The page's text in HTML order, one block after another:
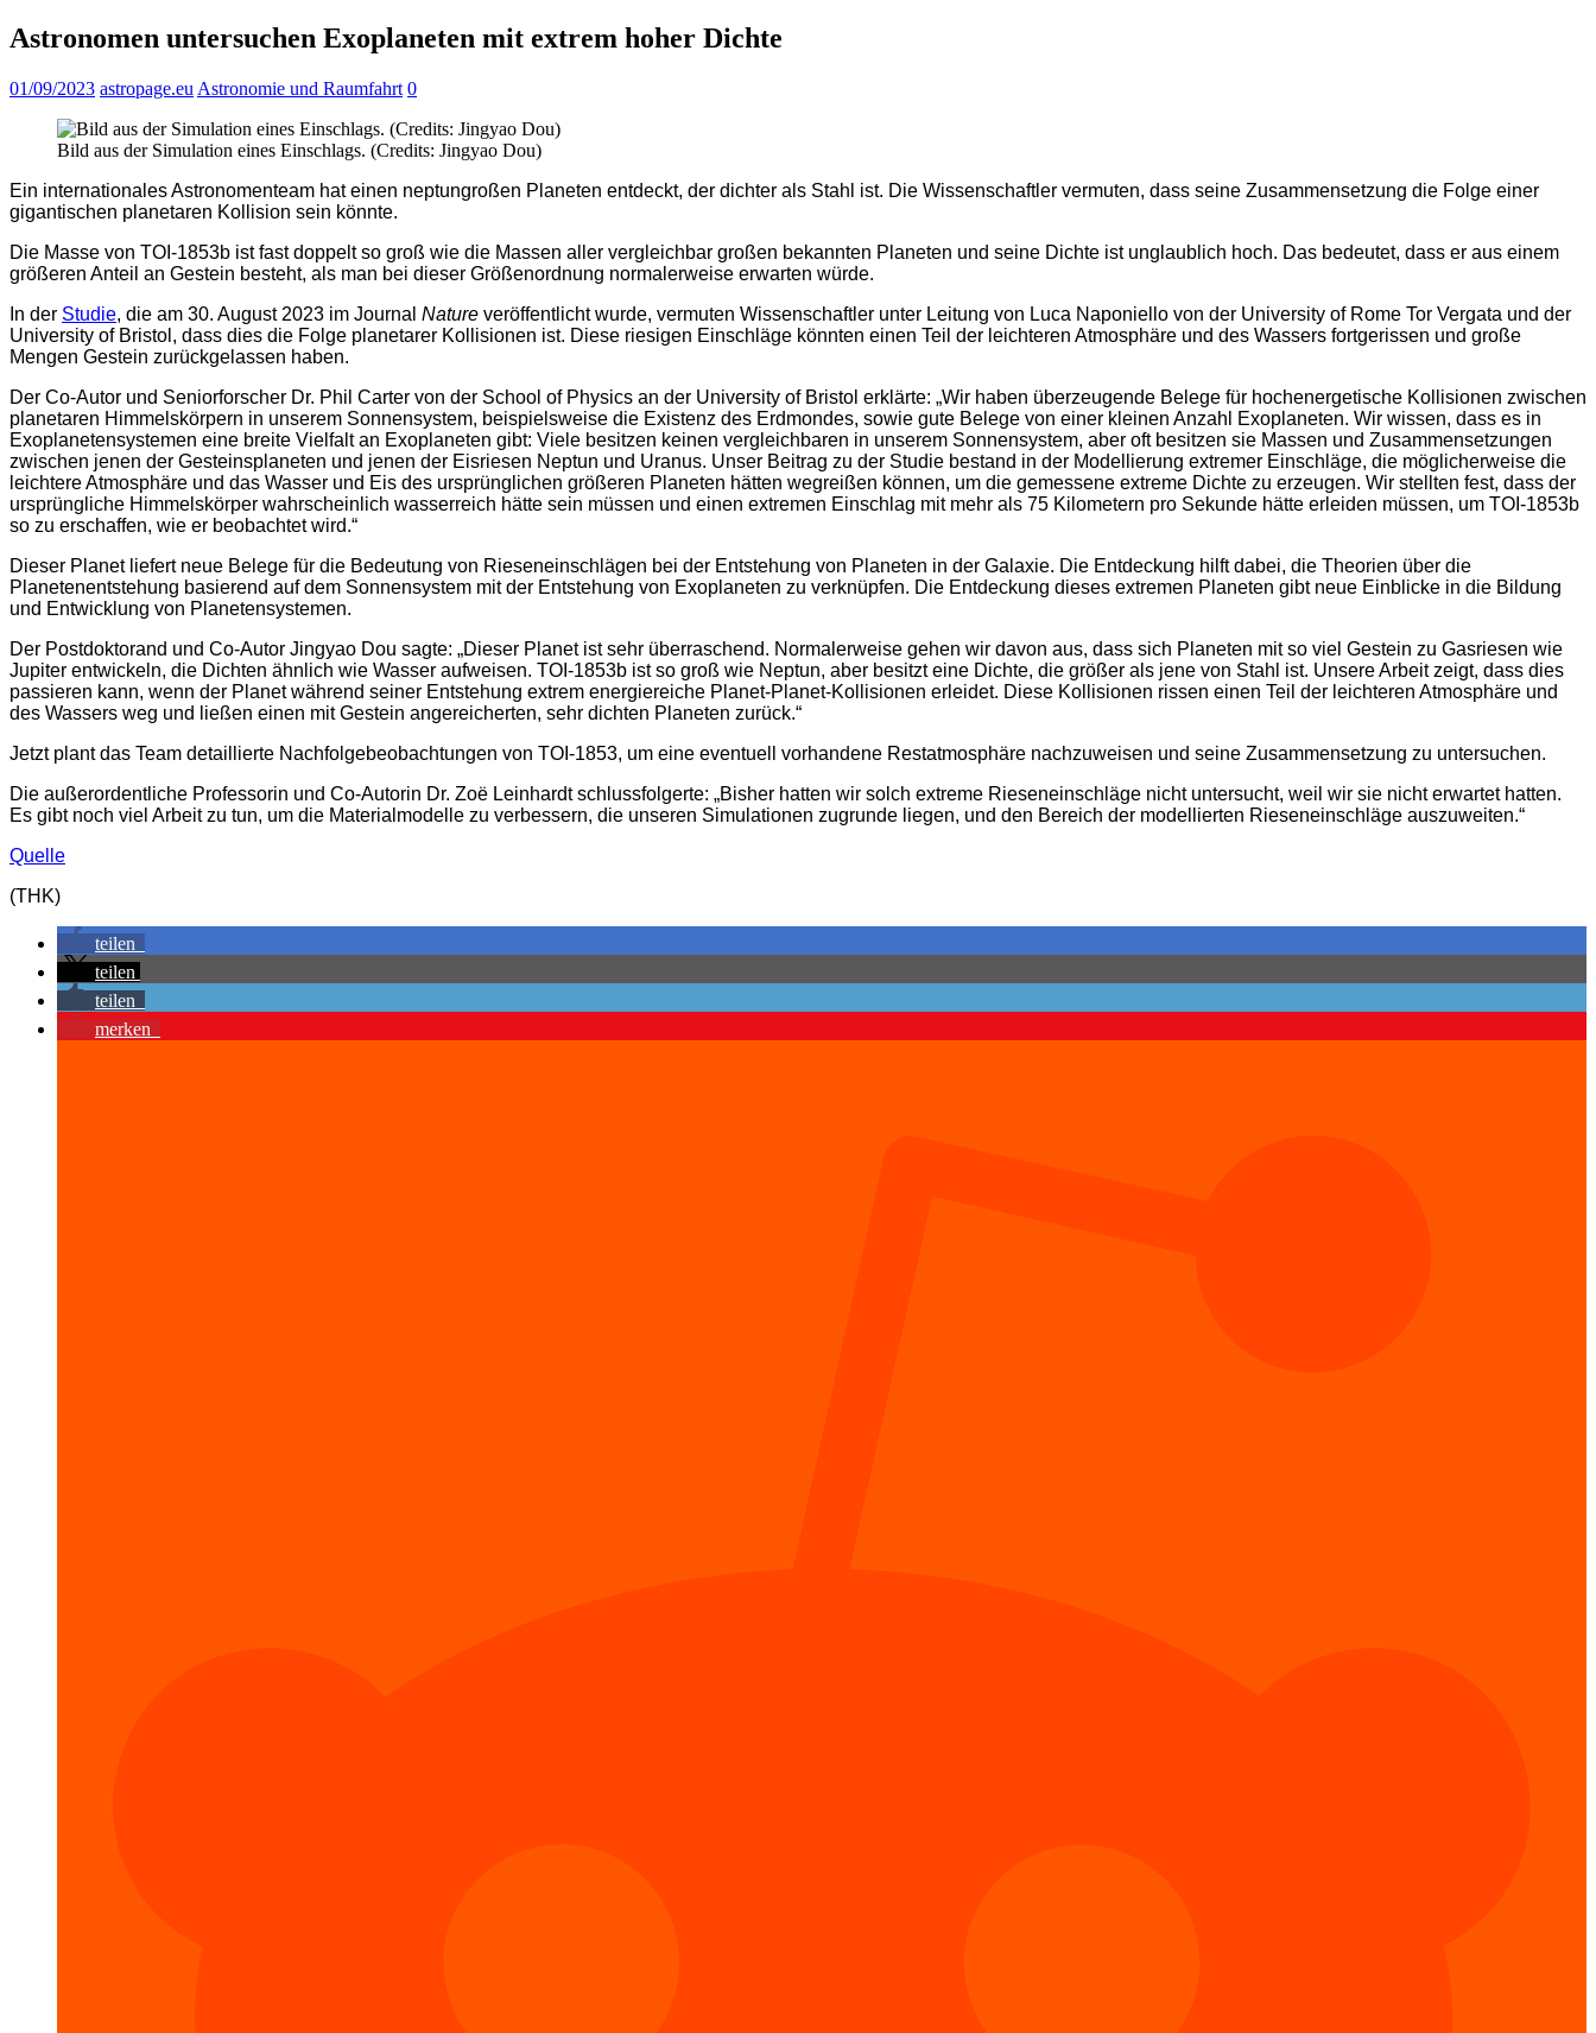
Astronomen untersuchen Exoplaneten mit extrem hoher Dichte
01/09/2023 astropage.eu Astronomie und Raumfahrt 0
Bild aus der Simulation eines Einschlags. (Credits: Jingyao Dou)
Ein internationales Astronomenteam hat einen neptungroßen Planeten entdeckt, der dichter als Stahl ist. Die Wissenschaftler vermuten, dass seine Zusammensetzung die Folge einer
gigantischen planetaren Kollision sein könnte.
Die Masse von TOI-1853b ist fast doppelt so groß wie die Massen aller vergleichbar großen bekannten Planeten und seine Dichte ist unglaublich hoch. Das bedeutet, dass er aus einem
größeren Anteil an Gestein besteht, als man bei dieser Größenordnung normalerweise erwarten würde.
In der Studie, die am 30. August 2023 im Journal Nature veröffentlicht wurde, vermuten Wissenschaftler unter Leitung von Luca Naponiello von der University of Rome Tor Vergata und der
University of Bristol, dass dies die Folge planetarer Kollisionen ist. Diese riesigen Einschläge könnten einen Teil der leichteren Atmosphäre und des Wassers fortgerissen und große
Mengen Gestein zurückgelassen haben.
Der Co-Autor und Seniorforscher Dr. Phil Carter von der School of Physics an der University of Bristol erklärte: „Wir haben überzeugende Belege für hochenergetische Kollisionen zwischen
planetaren Himmelskörpern in unserem Sonnensystem, beispielsweise die Existenz des Erdmondes, sowie gute Belege von einer kleinen Anzahl Exoplaneten. Wir wissen, dass es in
Exoplanetensystemen eine breite Vielfalt an Exoplaneten gibt: Viele besitzen keinen vergleichbaren in unserem Sonnensystem, aber oft besitzen sie Massen und Zusammensetzungen
zwischen jenen der Gesteinsplaneten und jenen der Eisriesen Neptun und Uranus. Unser Beitrag zu der Studie bestand in der Modellierung extremer Einschläge, die möglicherweise die
leichtere Atmosphäre und das Wasser und Eis des ursprünglichen größeren Planeten hätten wegreißen können, um die gemessene extreme Dichte zu erzeugen. Wir stellten fest, dass der
ursprüngliche Himmelskörper wahrscheinlich wasserreich hätte sein müssen und einen extremen Einschlag mit mehr als 75 Kilometern pro Sekunde hätte erleiden müssen, um TOI-1853b
so zu erschaffen, wie er beobachtet wird.“
Dieser Planet liefert neue Belege für die Bedeutung von Rieseneinschlägen bei der Entstehung von Planeten in der Galaxie. Die Entdeckung hilft dabei, die Theorien über die
Planetenentstehung basierend auf dem Sonnensystem mit der Entstehung von Exoplaneten zu verknüpfen. Die Entdeckung dieses extremen Planeten gibt neue Einblicke in die Bildung
und Entwicklung von Planetensystemen.
Der Postdoktorand und Co-Autor Jingyao Dou sagte: „Dieser Planet ist sehr überraschend. Normalerweise gehen wir davon aus, dass sich Planeten mit so viel Gestein zu Gasriesen wie
Jupiter entwickeln, die Dichten ähnlich wie Wasser aufweisen. TOI-1853b ist so groß wie Neptun, aber besitzt eine Dichte, die größer als jene von Stahl ist. Unsere Arbeit zeigt, dass dies
passieren kann, wenn der Planet während seiner Entstehung extrem energiereiche Planet-Planet-Kollisionen erleidet. Diese Kollisionen rissen einen Teil der leichteren Atmosphäre und
des Wassers weg und ließen einen mit Gestein angereicherten, sehr dichten Planeten zurück.“
Jetzt plant das Team detaillierte Nachfolgebeobachtungen von TOI-1853, um eine eventuell vorhandene Restatmosphäre nachzuweisen und seine Zusammensetzung zu untersuchen.
Die außerordentliche Professorin und Co-Autorin Dr. Zoë Leinhardt schlussfolgerte: „Bisher hatten wir solch extreme Rieseneinschläge nicht untersucht, weil wir sie nicht erwartet hatten.
Es gibt noch viel Arbeit zu tun, um die Materialmodelle zu verbessern, die unseren Simulationen zugrunde liegen, und den Bereich der modellierten Rieseneinschläge auszuweiten.“
Quelle
(THK)
teilen
teilen
teilen
merken